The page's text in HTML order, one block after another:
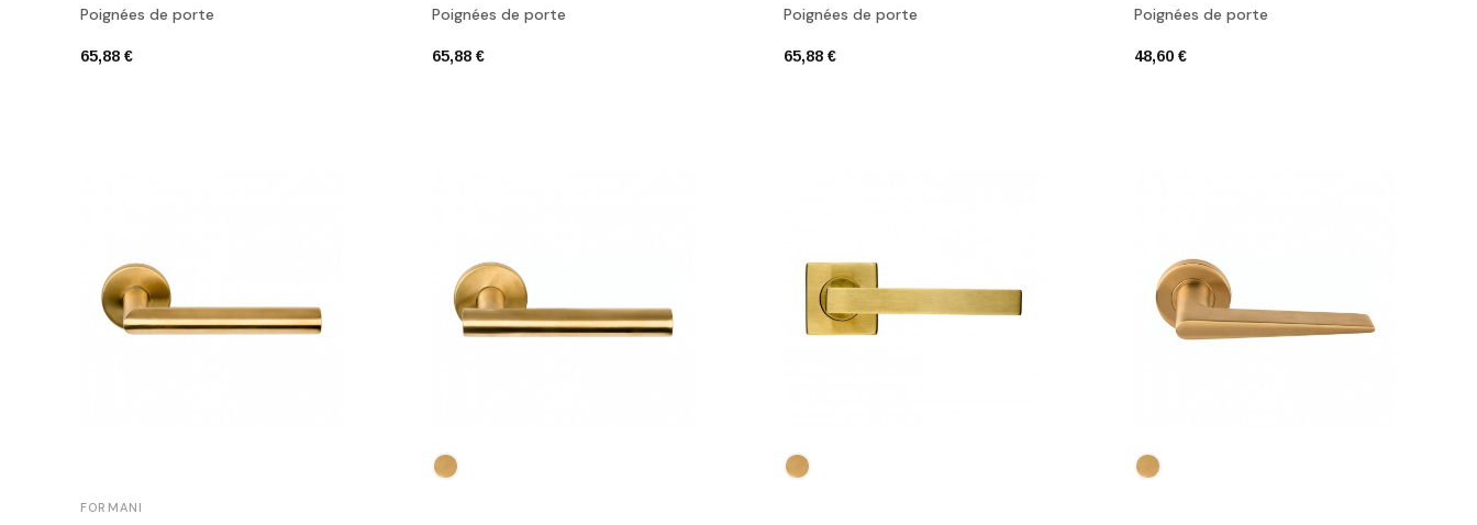
Poignées de porte
65,88 €
Poignées de porte
65,88 €
Poignées de porte
65,88 €
Poignées de porte
48,60 €
FORMANI